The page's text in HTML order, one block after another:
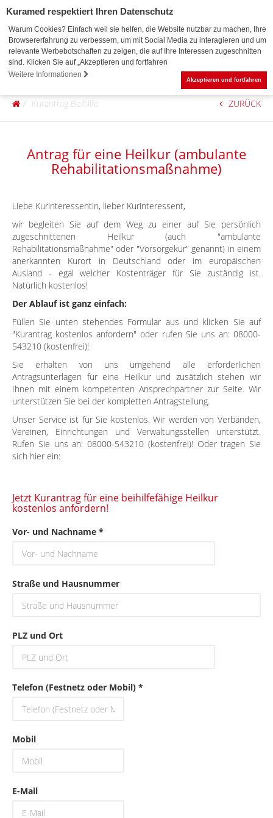
Kuramed respektiert Ihren Datenschutz
Warum Cookies? Einfach weil sie helfen, die Website nutzbar zu machen, Ihre
Browsererfahrung zu verbessern, um mit Social Media zu interagieren und um
relevante Werbebotschaften zu zeigen, die auf Ihre Interessen zugeschnitten
sind. Klicken Sie auf „Akzeptieren und fortfahren
Weitere Informationen
Akzeptieren und fortfahren
Kurantrag Beihilfe ZURÜCK
Antrag für eine Heilkur (ambulante
Rehabilitationsmaßnahme)
Liebe Kurinteressentin, lieber Kurinteressent,
wir begleiten Sie auf dem Weg zu einer auf Sie persönlich
zugeschnittenen Heilkur (auch "ambulante
Rehabilitationsmaßnahme" oder "Vorsorgekur" genannt) in einem
anerkannten Kurort in Deutschland oder im europäischen
Ausland - egal welcher Kostenträger für Sie zuständig ist.
Natürlich kostenlos!
Der Ablauf ist ganz einfach:
Füllen Sie unten stehendes Formular aus und klicken Sie auf
"Kurantrag kostenlos anfordern" oder rufen Sie uns an: 08000-
543210 (kostenfrei)!
Sie erhalten von uns umgehend alle erforderlichen
Antragsunterlagen für eine Heilkur und zusätzlich stehen wir
Ihnen mit einem kompetenten Ansprechpartner zur Seite. Wir
unterstützen Sie bei der kompletten Antragstellung.
Unser Service ist für Sie kostenlos. Wir werden von Verbänden,
Vereinen, Einrichtungen und Verwaltungsstellen unterstützt.
Rufen Sie uns an: 08000-543210 (kostenfrei)! Oder tragen Sie
sich hier ein:
Jetzt Kurantrag für eine beihilfefähige Heilkur
kostenlos anfordern!
Vor- und Nachname *
Straße und Hausnummer
PLZ und Ort
Telefon (Festnetz oder Mobil) *
Mobil
E-Mail